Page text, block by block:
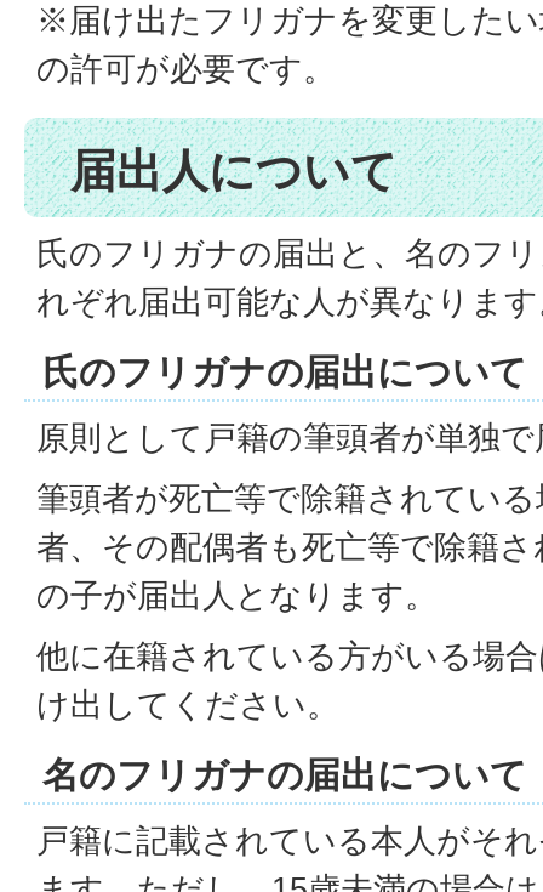
※届け出たフリガナを変更した
の許可が必要です。
届出人について
氏のフリガナの届出と、名のフ
れぞれ届出可能な人が異なりま
氏のフリガナの届出について
原則として戸籍の筆頭者が単独
筆頭者が死亡等で除籍されてい
者、その配偶者も死亡等で除籍
の子が届出人となります。
他に在籍されている方がいる場
け出してください。
名のフリガナの届出について
戸籍に記載されている本人がそ